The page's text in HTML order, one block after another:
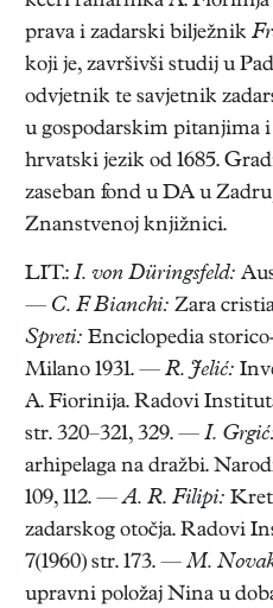
prava i zadarski bilježnik
koji je, završivši studij u
odvjetnik te savjetnik
u gospodarskim pitanjima
hrvatski jezik od 1685.
zaseban fond u DA u
Znanstvenoj knjižnici.
LIT.: I. von Düringsfeld:
— C. F. Bianchi: Zara
Spreti: Enciclopedia
Milano 1931. — R. Jelić:
A. Fiorinija. Radovi
str. 320–321, 329. — I.
arhipelaga na dražbi.
109, 112. —A. R. Filipi:
zadarskog otočja. Radovi
7(1960) str. 173. —M.
upravni položaj Nina u